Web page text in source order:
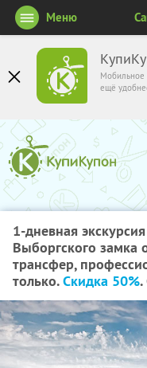
Мобильное
ещё
Меню
1-дневная
Выборгского замка
трансфер,
только.Скидка 50%.